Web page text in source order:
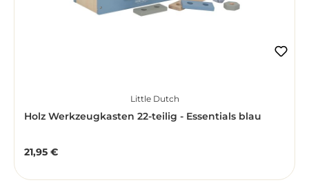
Little Dutch
Holz Werkzeugkasten 22-teilig - Essentials blau
Regulärer Preis:
21,95 €